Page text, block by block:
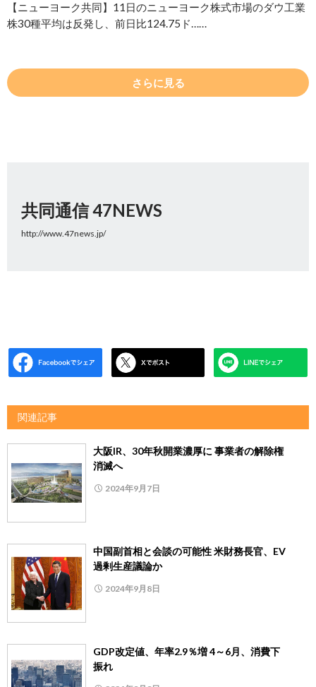
【ニューヨーク共同】11日のニューヨーク株式市場のダウ工業
株30種平均は反発し、前日比124.75ド……
さらに見る
共同通信 47NEWS
http://www.47news.jp/
関連記事
大阪IR、30年秋開業濃厚に 事業者の解除権
消滅へ
2024年9月7日
中国副首相と会談の可能性 米財務長官、EV
過剰生産議論か
2024年9月8日
GDP改定値、年率2.9％増 4～6月、消費下
振れ